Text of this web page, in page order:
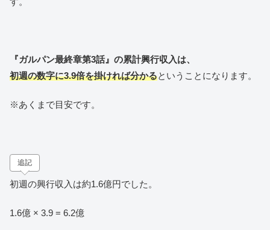
『ガルパン最終章第3話』の累計興行収入は、
初週の数字に3.9倍を掛ければ分かるということになります。
※あくまで目安です。
追記
初週の興行収入は約1.6億円でした。
1.6億 × 3.9 = 6.2億